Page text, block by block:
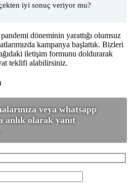
iyi sonuç veriyor mu?
döneminin yarattığı olumsuz
kampanya başlattık. Bizleri
iletişim formunu doldurarak
teklifi alabilirsiniz.
veya whatsapp
anlık olarak yanıt